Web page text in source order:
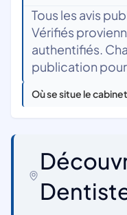
Tous les avis
Vérifiés
authentifiés.
publication
Où se situe le